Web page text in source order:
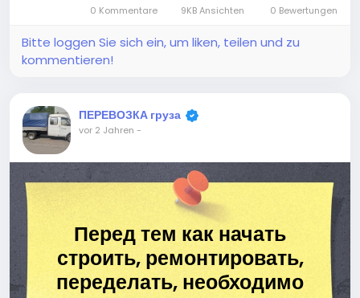
0 Kommentare 9KB Ansichten 0 Bewertungen
Bitte loggen Sie sich ein, um liken, teilen und zu
kommentieren!
ПЕРЕВОЗКА груза
vor 2 Jahren -
Перед тем как начать
строить, ремонтировать,
переделать, необходимо